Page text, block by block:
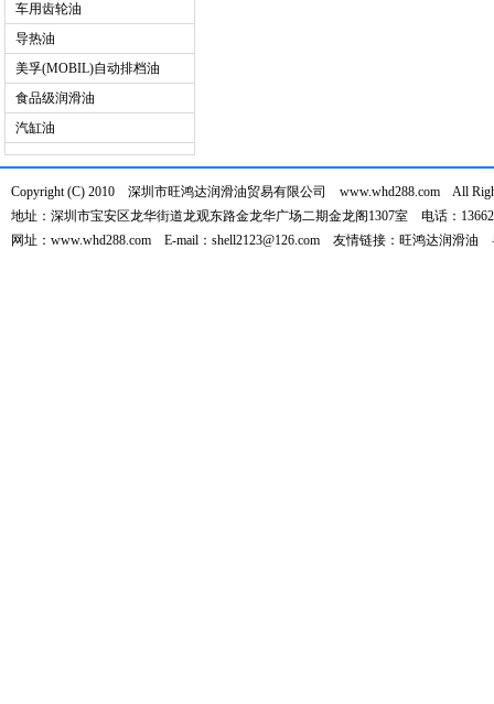
车用齿轮油
导热油
美孚(MOBIL)自动排档油
食品级润滑油
汽缸油
Copyright (C) 2010 深圳市旺鸿达润滑油贸易有限公司 www.whd288.com All
地址：深圳市宝安区龙华街道龙观东路金龙华广场二期金龙阁1307室 电话：
网址：www.whd288.com E-mail：shell2123@126.com 友情链接： 旺鸿达润滑油